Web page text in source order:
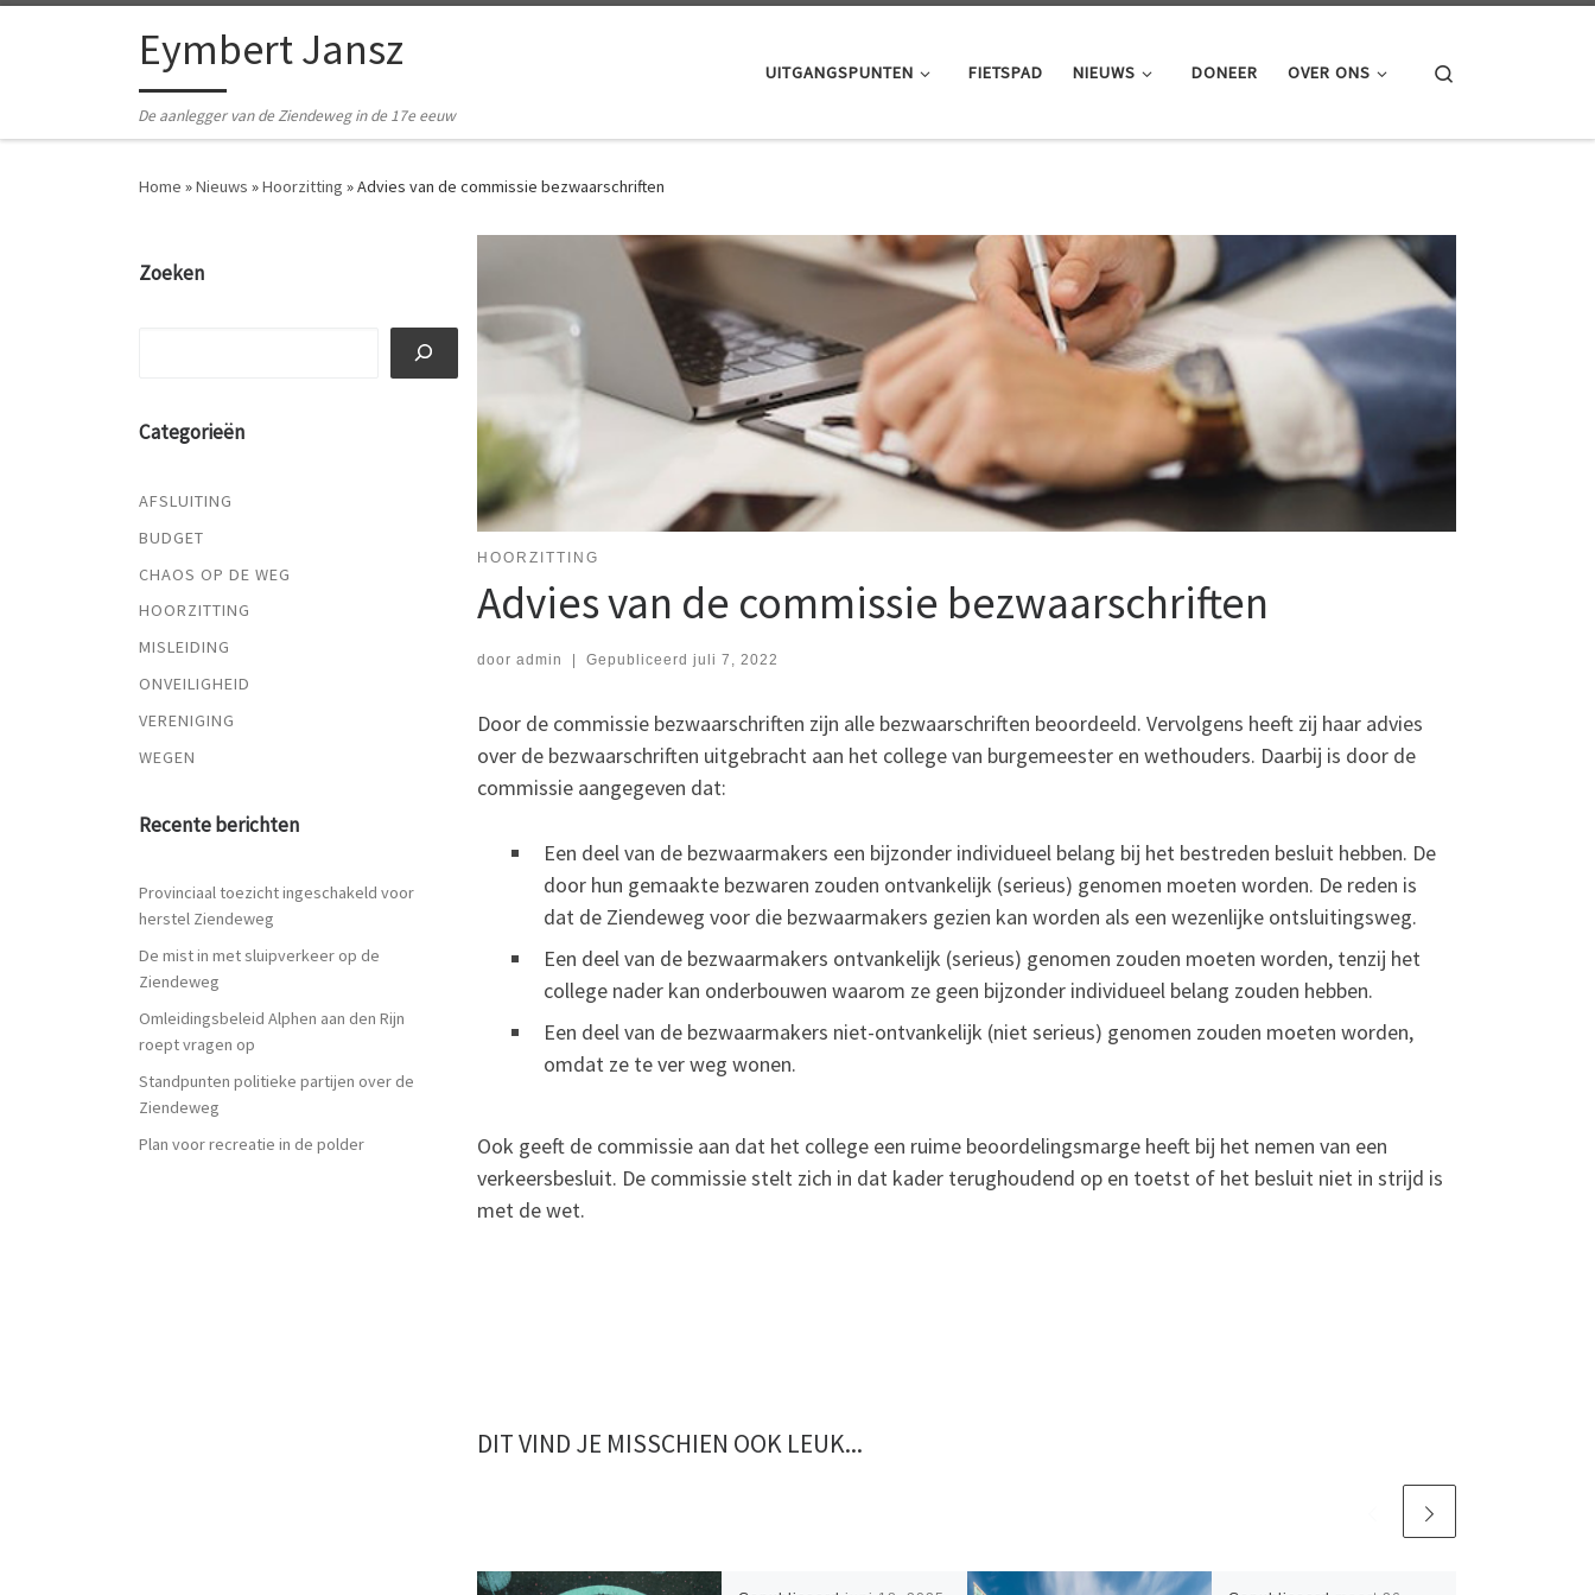
Eymbert Jansz
De aanlegger van de Ziendeweg in de 17e eeuw
UITGANGSPUNTEN FIETSPAD NIEUWS DONEER OVER ONS
Home »Nieuws »Hoorzitting »Advies van de commissie bezwaarschriften
HOORZITTING
Advies van de commissie bezwaarschriften
door admin | Gepubliceerd juli 7, 2022
Door de commissie bezwaarschriften zijn alle bezwaarschriften beoordeeld. Vervolgens heeft zij haar advies
over de bezwaarschriften uitgebracht aan het college van burgemeester en wethouders. Daarbij is door de
commissie aangegeven dat:
Een deel van de bezwaarmakers een bijzonder individueel belang bij het bestreden besluit hebben. De
door hun gemaakte bezwaren zouden ontvankelijk (serieus) genomen moeten worden. De reden is
dat de Ziendeweg voor die bezwaarmakers gezien kan worden als een wezenlijke ontsluitingsweg.
Een deel van de bezwaarmakers ontvankelijk (serieus) genomen zouden moeten worden, tenzij het
college nader kan onderbouwen waarom ze geen bijzonder individueel belang zouden hebben.
Een deel van de bezwaarmakers niet-ontvankelijk (niet serieus) genomen zouden moeten worden,
omdat ze te ver weg wonen.
Ook geeft de commissie aan dat het college een ruime beoordelingsmarge heeft bij het nemen van een
verkeersbesluit. De commissie stelt zich in dat kader terughoudend op en toetst of het besluit niet in strijd is
met de wet.
DIT VIND JE MISSCHIEN OOK LEUK...
Zoeken
Categorieën
AFSLUITING
BUDGET
CHAOS OP DE WEG
HOORZITTING
MISLEIDING
ONVEILIGHEID
VERENIGING
WEGEN
Recente berichten
Provinciaal toezicht ingeschakeld voor
herstel Ziendeweg
De mist in met sluipverkeer op de
Ziendeweg
Omleidingsbeleid Alphen aan den Rijn
roept vragen op
Standpunten politieke partijen over de
Ziendeweg
Plan voor recreatie in de polder